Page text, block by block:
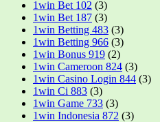
1win Bet 102 (3)
1win Bet 187 (3)
1win Betting 483 (3)
1win Betting 966 (3)
1win Bonus 919 (2)
1win Cameroon 824 (3)
1win Casino Login 844 (3)
1win Ci 883 (3)
1win Game 733 (3)
1win Indonesia 872 (3)